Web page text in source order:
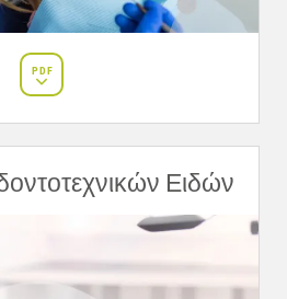
PDF
Ειδών